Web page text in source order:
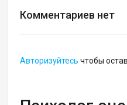
Комментариев нет
Авторизуйтесь чтобы